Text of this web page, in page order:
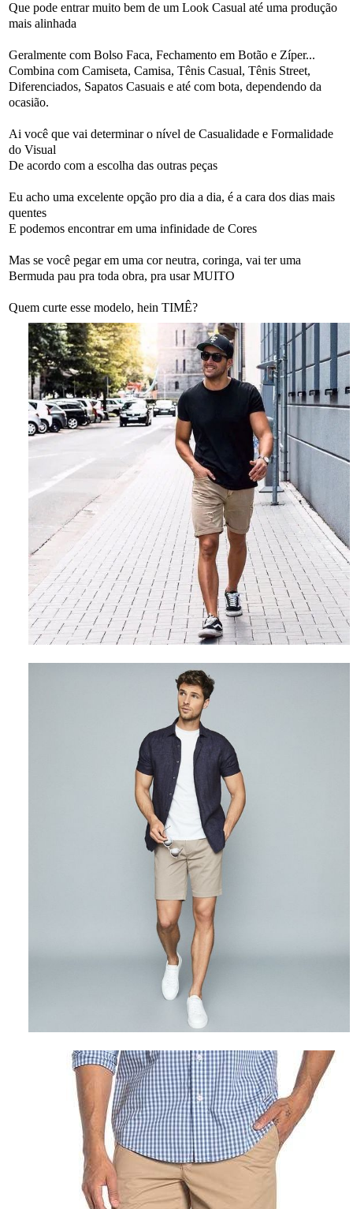
Que pode entrar muito bem de um Look Casual até uma produção
mais alinhada
Geralmente com Bolso Faca, Fechamento em Botão e Zíper...
Combina com Camiseta, Camisa, Tênis Casual, Tênis Street,
Diferenciados, Sapatos Casuais e até com bota, dependendo da
ocasião.
Ai você que vai determinar o nível de Casualidade e Formalidade
do Visual
De acordo com a escolha das outras peças
Eu acho uma excelente opção pro dia a dia, é a cara dos dias mais
quentes
E podemos encontrar em uma infinidade de Cores
Mas se você pegar em uma cor neutra, coringa, vai ter uma
Bermuda pau pra toda obra, pra usar MUITO
Quem curte esse modelo, hein TIMÊ?